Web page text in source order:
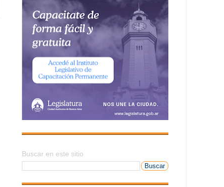
Buscar en este sitio